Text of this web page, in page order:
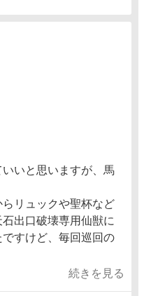
いと思いますが、馬
リュックや聖杯など
出口破壊専用仙獣に
すけど、毎回巡回の
続きを見る